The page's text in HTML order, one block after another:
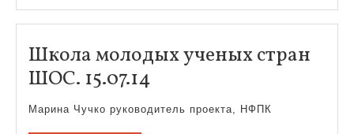
Школа молодых ученых стран
ШОС. 15.07.14
молодых
Марина Чучко руководитель проекта, НФПК